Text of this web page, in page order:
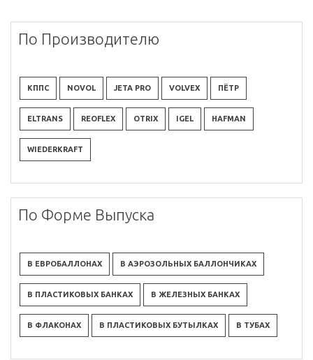
По Производителю
КППС NOVOL JETA PRO VOLVEX ПЁТР
ELTRANS REOFLEX OTRIX IGEL HAFMAN
WIEDERKRAFT
По Форме Выпуска
В ЕВРОБАЛЛОНАХ В АЭРОЗОЛЬНЫХ БАЛЛОНЧИКАХ
В ПЛАСТИКОВЫХ БАНКАХ В ЖЕЛЕЗНЫХ БАНКАХ
В ФЛАКОНАХ В ПЛАСТИКОВЫХ БУТЫЛКАХ В ТУБАХ